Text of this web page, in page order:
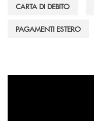
CARTA DI DEBITO
PAGAMENTI ESTERO